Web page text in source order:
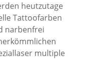
heutzutage
Tattoofarben
narbenfrei
multiple